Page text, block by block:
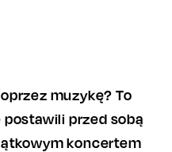
muzykę? To
przed sobą
koncertem